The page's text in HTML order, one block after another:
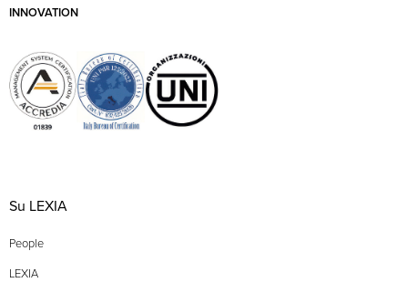
INNOVATION
Su LEXIA
People
LEXIA